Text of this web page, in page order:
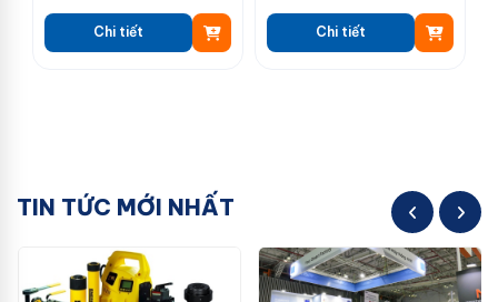
Chi tiết Chi tiết
TIN TỨC MỚI NHẤT